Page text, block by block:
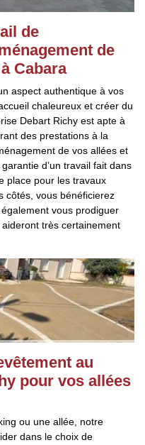
de
de
Cabara
aspect authentique à vos
chaleureux et créer du
Debart Richy est apte à
des prestations à la
de vos allées et
d’un travail fait dans
place pour les travaux
côtés, vous bénéficierez
vous prodiguer
très certainement
au
pour vos allées
ou une allée, notre
dans le choix de